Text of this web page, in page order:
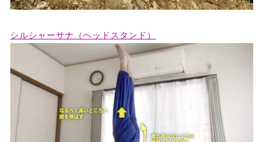
シルシャーサナ（ヘッドスタンド）